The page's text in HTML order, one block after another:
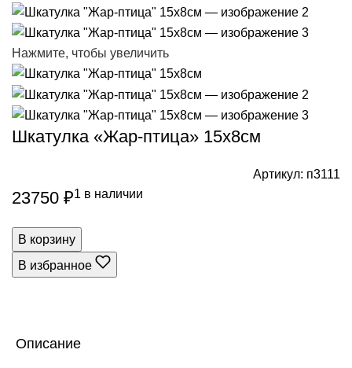
Нажмите, чтобы увеличить
Шкатулка «Жар-птица» 15х8см
Артикул: п3111
23750 ₽1 в наличии
В корзину
В избранное
Описание